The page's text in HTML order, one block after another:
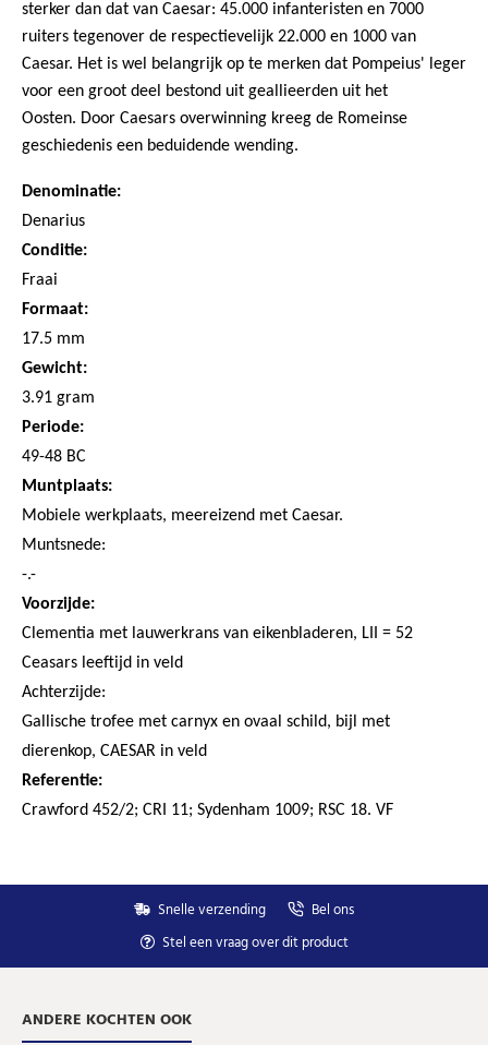
sterker dan dat van Caesar: 45.000 infanteristen en 7000
ruiters tegenover de respectievelijk 22.000 en 1000 van
Caesar. Het is wel belangrijk op te merken dat Pompeius' leger
voor een groot deel bestond uit geallieerden uit het
Oosten. Door Caesars overwinning kreeg de Romeinse
geschiedenis een beduidende wending.
Denominatie:
Denarius
Conditie:
Fraai
Formaat:
17.5 mm
Gewicht:
3.91 gram
Periode:
49-48 BC
Muntplaats:
Mobiele werkplaats, meereizend met Caesar.
Muntsnede:
-.-
Voorzijde:
Clementia met lauwerkrans van eikenbladeren, LII = 52
Ceasars leeftijd in veld
Achterzijde:
Gallische trofee met carnyx en ovaal schild, bijl met
dierenkop, CAESAR in veld
Referentie:
Crawford 452/2; CRI 11; Sydenham 1009; RSC 18. VF
Snelle verzending
Bel ons
Stel een vraag over dit product
ANDERE KOCHTEN OOK